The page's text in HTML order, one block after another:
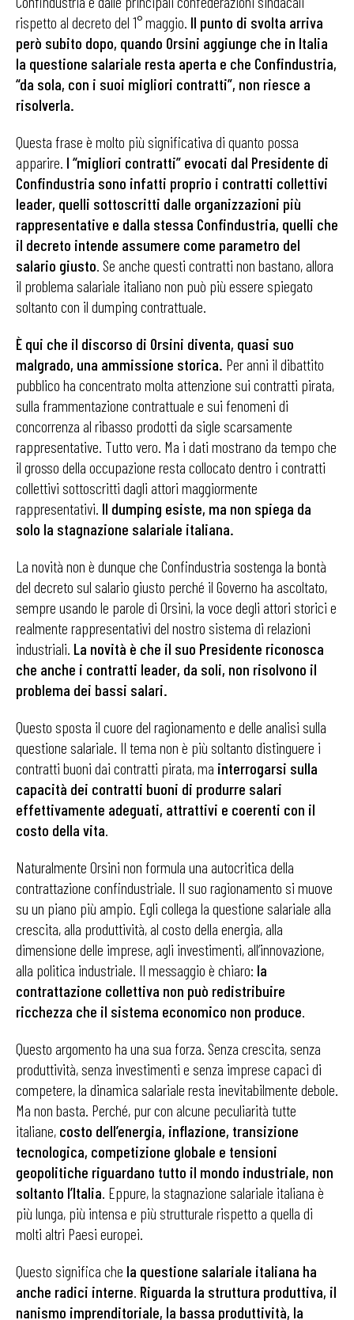
rispetto al decreto del 1° maggio. Il punto di svolta arriva
però subito dopo, quando Orsini aggiunge che in Italia
la questione salariale resta aperta e che Confindustria,
“da sola, con i suoi migliori contratti”, non riesce a
risolverla.
Questa frase è molto più significativa di quanto possa
apparire. I “migliori contratti” evocati dal Presidente di
Confindustria sono infatti proprio i contratti collettivi
leader, quelli sottoscritti dalle organizzazioni più
rappresentative e dalla stessa Confindustria, quelli che
il decreto intende assumere come parametro del
salario giusto. Se anche questi contratti non bastano, allora
il problema salariale italiano non può più essere spiegato
soltanto con il dumping contrattuale.
È qui che il discorso di Orsini diventa, quasi suo
malgrado, una ammissione storica. Per anni il dibattito
pubblico ha concentrato molta attenzione sui contratti pirata,
sulla frammentazione contrattuale e sui fenomeni di
concorrenza al ribasso prodotti da sigle scarsamente
rappresentative. Tutto vero. Ma i dati mostrano da tempo che
il grosso della occupazione resta collocato dentro i contratti
collettivi sottoscritti dagli attori maggiormente
rappresentativi. Il dumping esiste, ma non spiega da
solo la stagnazione salariale italiana.
La novità non è dunque che Confindustria sostenga la bontà
del decreto sul salario giusto perché il Governo ha ascoltato,
sempre usando le parole di Orsini, la voce degli attori storici e
realmente rappresentativi del nostro sistema di relazioni
industriali. La novità è che il suo Presidente riconosca
che anche i contratti leader, da soli, non risolvono il
problema dei bassi salari.
Questo sposta il cuore del ragionamento e delle analisi sulla
questione salariale. Il tema non è più soltanto distinguere i
contratti buoni dai contratti pirata, ma interrogarsi sulla
capacità dei contratti buoni di produrre salari
effettivamente adeguati, attrattivi e coerenti con il
costo della vita.
Naturalmente Orsini non formula una autocritica della
contrattazione confindustriale. Il suo ragionamento si muove
su un piano più ampio. Egli collega la questione salariale alla
crescita, alla produttività, al costo della energia, alla
dimensione delle imprese, agli investimenti, all’innovazione,
alla politica industriale. Il messaggio è chiaro: la
contrattazione collettiva non può redistribuire
ricchezza che il sistema economico non produce.
Questo argomento ha una sua forza. Senza crescita, senza
produttività, senza investimenti e senza imprese capaci di
competere, la dinamica salariale resta inevitabilmente debole.
Ma non basta. Perché, pur con alcune peculiarità tutte
italiane, costo dell’energia, inflazione, transizione
tecnologica, competizione globale e tensioni
geopolitiche riguardano tutto il mondo industriale, non
soltanto l’Italia. Eppure, la stagnazione salariale italiana è
più lunga, più intensa e più strutturale rispetto a quella di
molti altri Paesi europei.
Questo significa che la questione salariale italiana ha
anche radici interne. Riguarda la struttura produttiva, il
nanismo imprenditoriale, la bassa produttività, la